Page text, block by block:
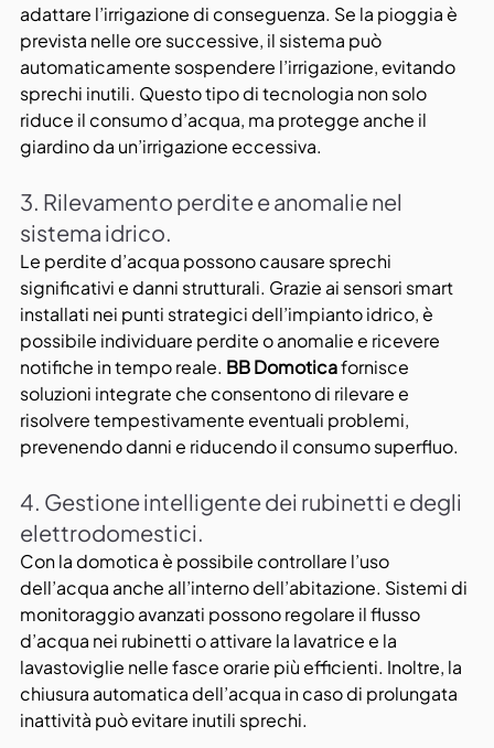
adattare l’irrigazione di conseguenza. Se la pioggia è
prevista nelle ore successive, il sistema può
automaticamente sospendere l’irrigazione, evitando
sprechi inutili. Questo tipo di tecnologia non solo
riduce il consumo d’acqua, ma protegge anche il
giardino da un’irrigazione eccessiva.
3. Rilevamento perdite e anomalie nel
sistema idrico.
Le perdite d’acqua possono causare sprechi
significativi e danni strutturali. Grazie ai sensori smart
installati nei punti strategici dell’impianto idrico, è
possibile individuare perdite o anomalie e ricevere
notifiche in tempo reale. BB Domotica fornisce
soluzioni integrate che consentono di rilevare e
risolvere tempestivamente eventuali problemi,
prevenendo danni e riducendo il consumo superfluo.
4. Gestione intelligente dei rubinetti e degli
elettrodomestici.
Con la domotica è possibile controllare l’uso
dell’acqua anche all’interno dell’abitazione. Sistemi di
monitoraggio avanzati possono regolare il flusso
d’acqua nei rubinetti o attivare la lavatrice e la
lavastoviglie nelle fasce orarie più efficienti. Inoltre, la
chiusura automatica dell’acqua in caso di prolungata
inattività può evitare inutili sprechi.